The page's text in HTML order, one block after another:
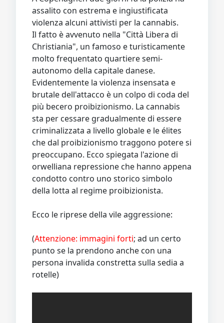
assalito con estrema e ingiustificata
violenza alcuni attivisti per la cannabis.
Il fatto è avvenuto nella "Città Libera di
Christiania", un famoso e turisticamente
molto frequentato quartiere semi-
autonomo della capitale danese.
Evidentemente la violenza insensata e
brutale dell'attacco è un colpo di coda del
più becero proibizionismo. La cannabis
sta per cessare gradualmente di essere
criminalizzata a livello globale e le élites
che dal proibizionismo traggono potere si
preoccupano. Ecco spiegata l'azione di
orwelliana repressione che hanno appena
condotto contro uno storico simbolo
della lotta al regime proibizionista.
Ecco le riprese della vile aggressione:
(Attenzione: immagini forti; ad un certo
punto se la prendono anche con una
persona invalida constretta sulla sedia a
rotelle)